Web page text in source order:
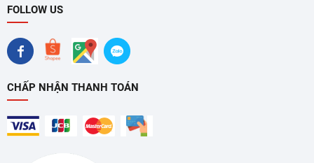
Thiết Kế Chuyên Nghiệp và Bền Bỉ
FOLLOW US
CHẤP NHẬN THANH TOÁN